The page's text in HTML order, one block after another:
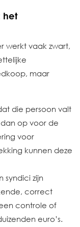
het
werkt vaak zwart,
maar
die persoon valt
op voor de
voor
kunnen deze
syndici zijn
correct
controle of
euro’s.